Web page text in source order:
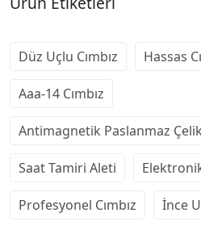
Düz Uçlu Cımbız Hassas
Aaa-14 Cımbız
Antimagnetik Paslanmaz Çelik
Saat Tamiri Aleti
Profesyonel Cımbız İnce